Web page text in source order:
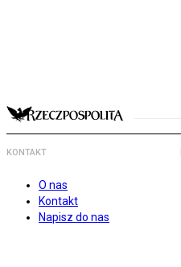
KONTAKT
O nas
Kontakt
Napisz do nas